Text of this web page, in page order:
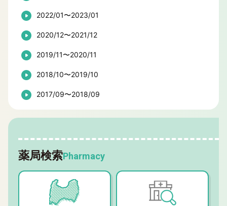
2022/01〜2023/01
2020/12〜2021/12
2019/11〜2020/11
2018/10〜2019/10
2017/09〜2018/09
薬局検索Pharmacy